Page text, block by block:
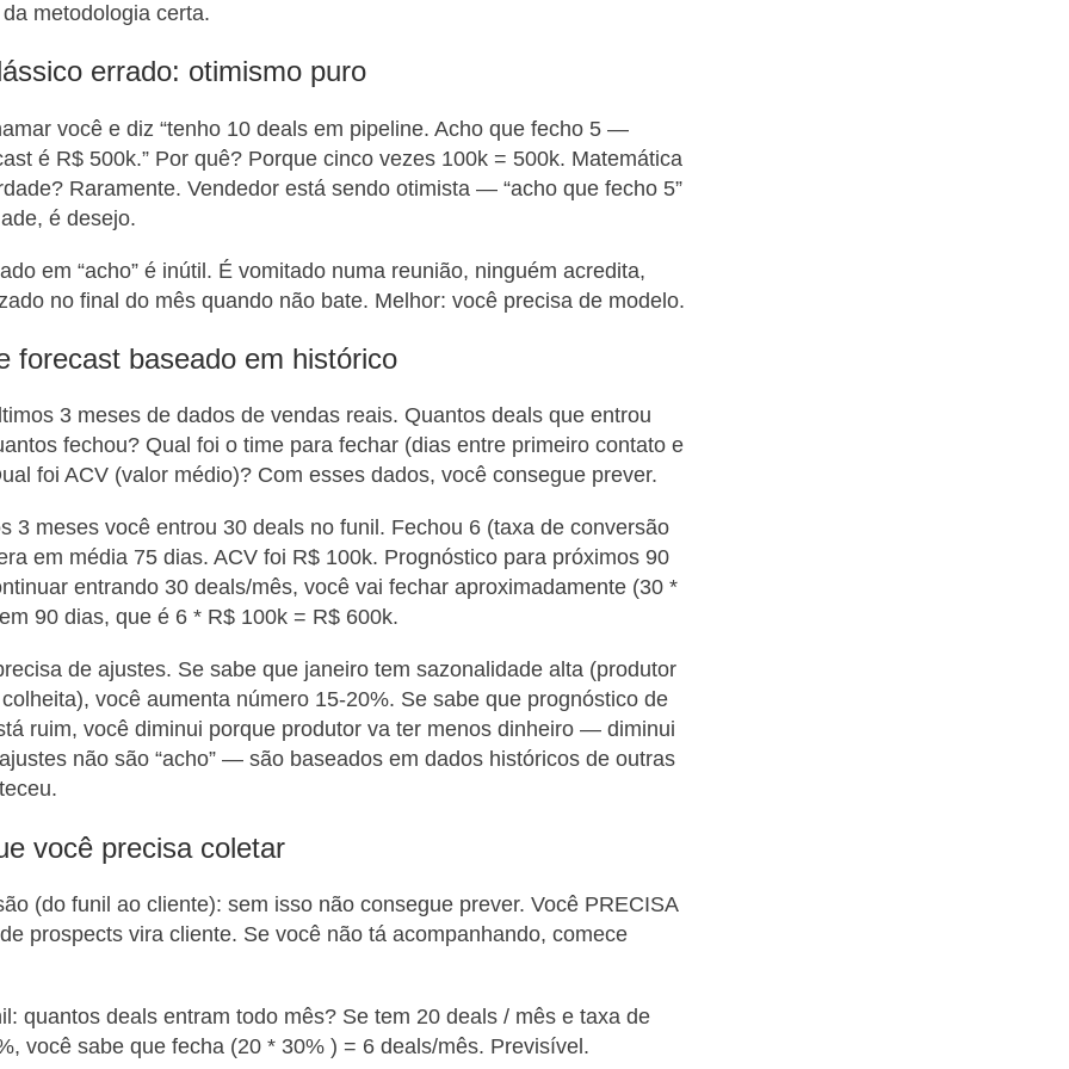
metodologia certa.
errado: otimismo puro
você e diz “tenho 10 deals em pipeline. Acho que fecho 5 —
é R$ 500k.” Por quê? Porque cinco vezes 100k = 500k. Matemática
Raramente. Vendedor está sendo otimista — “acho que fecho 5”
é desejo.
em “acho” é inútil. É vomitado numa reunião, ninguém acredita,
no final do mês quando não bate. Melhor: você precisa de modelo.
forecast baseado em histórico
3 meses de dados de vendas reais. Quantos deals que entrou
fechou? Qual foi o time para fechar (dias entre primeiro contato e
foi ACV (valor médio)? Com esses dados, você consegue prever.
3 meses você entrou 30 deals no funil. Fechou 6 (taxa de conversão
em média 75 dias. ACV foi R$ 100k. Prognóstico para próximos 90
entrando 30 deals/mês, você vai fechar aproximadamente (30 *
90 dias, que é 6 * R$ 100k = R$ 600k.
de ajustes. Se sabe que janeiro tem sazonalidade alta (produtor
você aumenta número 15-20%. Se sabe que prognóstico de
ruim, você diminui porque produtor va ter menos dinheiro — diminui
não são “acho” — são baseados em dados históricos de outras
você precisa coletar
(do funil ao cliente): sem isso não consegue prever. Você PRECISA
prospects vira cliente. Se você não tá acompanhando, comece
quantos deals entram todo mês? Se tem 20 deals / mês e taxa de
você sabe que fecha (20 * 30% ) = 6 deals/mês. Previsível.